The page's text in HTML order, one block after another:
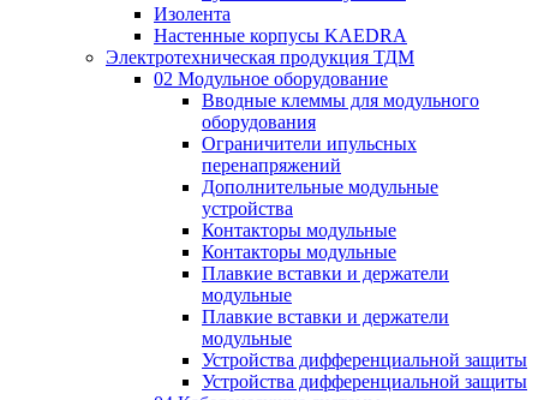
Изолента
Настенные корпусы KAEDRA
Электротехническая продукция ТДМ
02 Модульное оборудование
Вводные клеммы для модульного
оборудования
Ограничители ипульсных
перенапряжений
Дополнительные модульные
устройства
Контакторы модульные
Контакторы модульные
Плавкие вставки и держатели
модульные
Плавкие вставки и держатели
модульные
Устройства дифференциальной защиты
Устройства дифференциальной защиты